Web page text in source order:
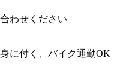
わせください
に付く、バイク通勤OK